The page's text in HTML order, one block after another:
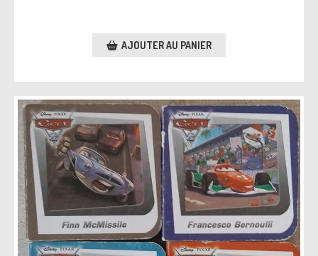
AJOUTER AU PANIER